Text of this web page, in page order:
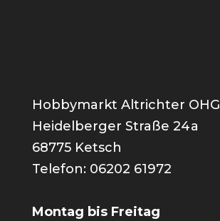
Hobbymarkt Altrichter OHG
Heidelberger Straße 24a
68775 Ketsch
Telefon: 06202 61972
Montag bis Freitag